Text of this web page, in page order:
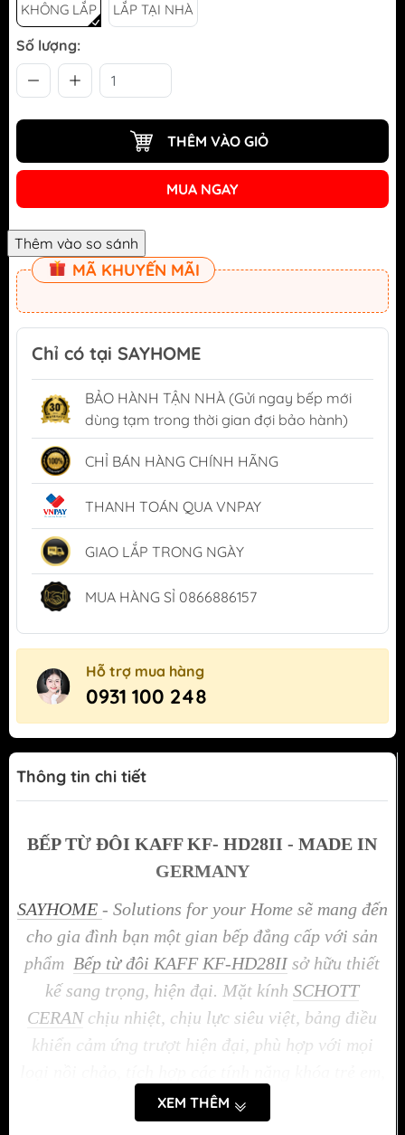
KHÔNG LẮP LẮP TẠI NHÀ
Số lượng:
THÊM VÀO GIỎ
MUA NGAY
MÃ KHUYẾN MÃI
Chỉ có tại SAYHOME
BẢO HÀNH TẬN NHÀ (Gửi ngay bếp mới
dùng tạm trong thời gian đợi bảo hành)
CHỈ BÁN HÀNG CHÍNH HÃNG
THANH TOÁN QUA VNPAY
GIAO LẮP TRONG NGÀY
MUA HÀNG SỈ 0866886157
Hỗ trợ mua hàng
0931 100 248
Thông tin chi tiết
BẾP TỪ ĐÔI KAFF KF- HD28II - MADE IN
GERMANY
SAYHOME - Solutions for your Home sẽ mang đến
cho gia đình bạn một gian bếp đẳng cấp với sản
phẩm Bếp từ đôi KAFF KF-HD28IIsở hữu thiết
kế sang trọng, hiện đại. Mặt kính SCHOTT
CERANchịu nhiệt, chịu lực siêu việt, bảng điều
khiển cảm ứng trượt hiện đại, phù hợp với mọi
tự động ngắt điện khi quá nhiệt giúp tiết kiệm điện
năng, nhanh chóng và đảm bảo an toàn tối đa. Bếp
XEM THÊM